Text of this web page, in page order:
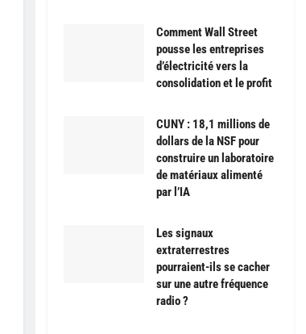
Comment Wall Street
pousse les entreprises
d’électricité vers la
consolidation et le profit
CUNY : 18,1 millions de
dollars de la NSF pour
construire un laboratoire
de matériaux alimenté
par l’IA
Les signaux
extraterrestres
pourraient-ils se cacher
sur une autre fréquence
radio ?